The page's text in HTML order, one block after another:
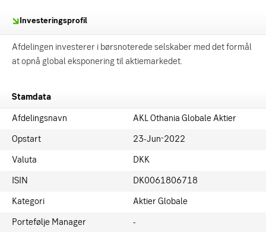
Investeringsprofil
Afdelingen investerer i børsnoterede selskaber med det formål
at opnå global eksponering til aktiemarkedet.
Stamdata
Afdelingsnavn AKL Othania Globale Aktier
Opstart 23-Jun-2022
Valuta DKK
ISIN DK0061806718
Kategori Aktier Globale
Portefølje Manager -